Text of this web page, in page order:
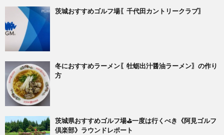
茨城おすすめゴルフ場〖千代田カントリークラブ〗
冬におすすめラーメン〖牡蛎出汁醤油ラーメン〗の作り
方
茨城県おすすめゴルフ場⛳一度は行くべき《阿見ゴルフ
倶楽部》ラウンドレポート